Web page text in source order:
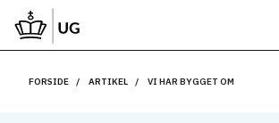
FORSIDE ARTIKEL VI HAR BYGGET OM